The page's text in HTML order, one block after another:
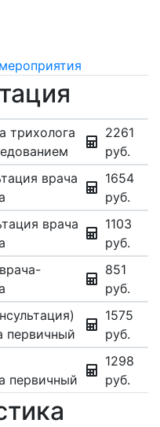
трихолога
2261
руб.
врача
1654
руб.
врача
1103
руб.
851
руб.
первичный
1575
руб.
первичный
1298
руб.